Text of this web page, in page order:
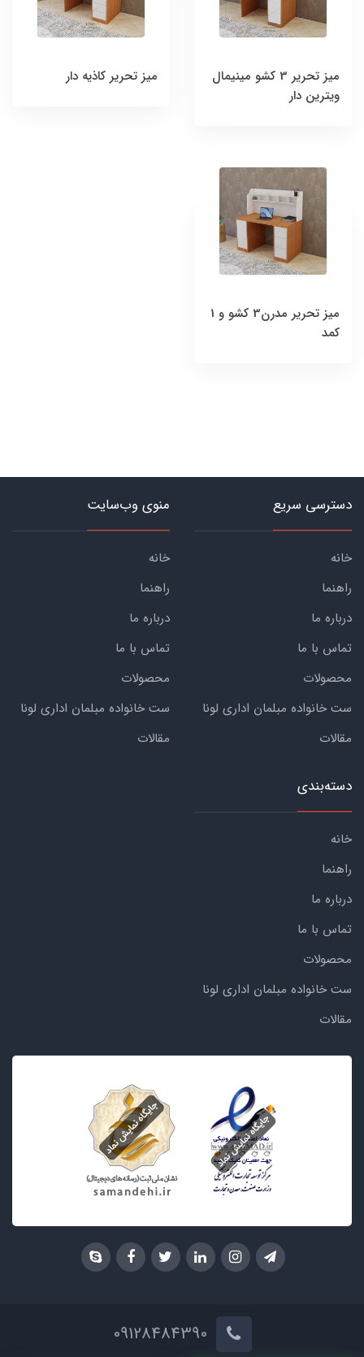
میز تحریر 3 کشو مینیمال
ویترین دار
میز تحریر کاذیه دار
میز تحریر مدرن3 کشو و 1
کمد
دسترسی سریع
خانه
راهنما
درباره ما
تماس با ما
محصولات
ست خانواده مبلمان اداری لونا
مقالات
منوی وب‌سایت
خانه
راهنما
درباره ما
تماس با ما
محصولات
ست خانواده مبلمان اداری لونا
مقالات
دسته‌بندی
خانه
راهنما
درباره ما
تماس با ما
محصولات
ست خانواده مبلمان اداری لونا
مقالات